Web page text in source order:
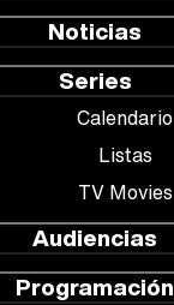
Noticias
Series
Calendario
Listas
TV Movies
Audiencias
Programación